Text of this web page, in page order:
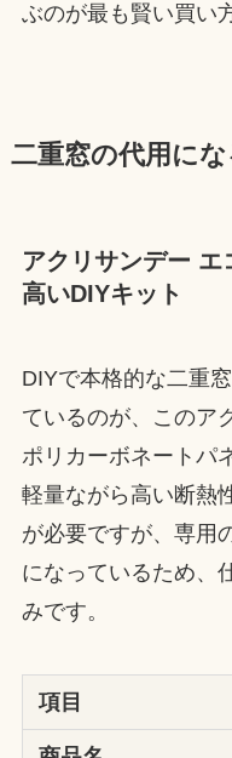
ぶのが最も賢い買い
二重窓の代用に
アクリサンデー
高いDIYキット
DIYで本格的な二重
ているのが、このア
ポリカーボネートパ
軽量ながら高い断熱
が必要ですが、専用
になっているため、
みです。
項目